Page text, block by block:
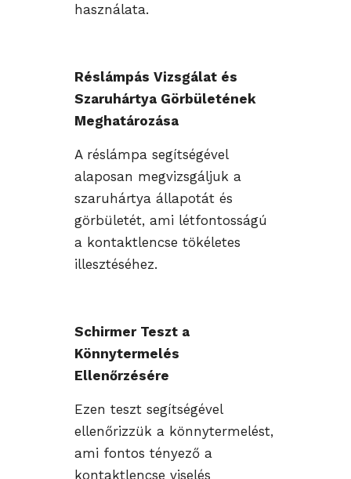
használata.
Réslámpás Vizsgálat és
Szaruhártya Görbületének
Meghatározása
A réslámpa segítségével
alaposan megvizsgáljuk a
szaruhártya állapotát és
görbületét, ami létfontosságú
a kontaktlencse tökéletes
illesztéséhez.
Schirmer Teszt a
Könnytermelés
Ellenőrzésére
Ezen teszt segítségével
ellenőrizzük a könnytermelést,
ami fontos tényező a
kontaktlencse viselés